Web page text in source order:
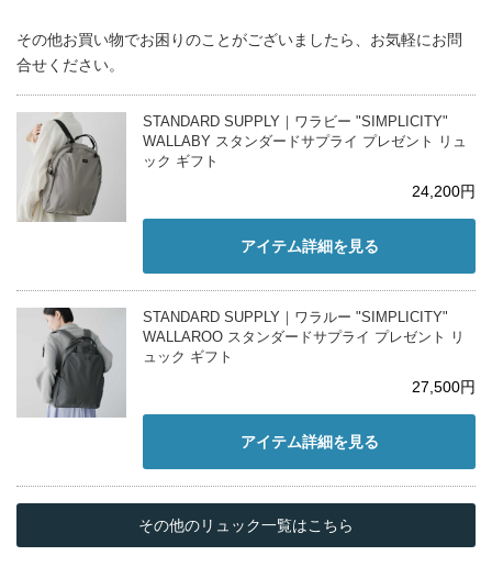
その他お買い物でお困りのことがございましたら、お気軽にお問
合せください。
STANDARD SUPPLY｜ワラビー "SIMPLICITY"
WALLABY スタンダードサプライ プレゼント リュ
ック ギフト
24,200円
アイテム詳細を見る
STANDARD SUPPLY｜ワラルー "SIMPLICITY"
WALLAROO スタンダードサプライ プレゼント リ
ュック ギフト
27,500円
アイテム詳細を見る
その他のリュック一覧はこちら